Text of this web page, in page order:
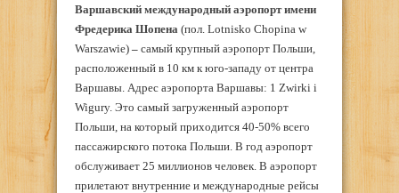
Варшавский международный аэропорт имени
Фредерика Шопена (пол. Lotnisko Chopina w
Warszawie) – самый крупный аэропорт Польши,
расположенный в 10 км к юго-западу от центра
Варшавы. Адрес аэропорта Варшавы: 1 Zwirki i
Wigury. Это самый загруженный аэропорт
Польши, на который приходится 40-50% всего
пассажирского потока Польши. В год аэропорт
обслуживает 25 миллионов человек. В аэропорт
прилетают внутренние и международные рейсы